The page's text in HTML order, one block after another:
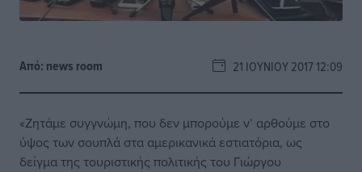
Από: news room 21 ΙΟΥΝΊΟΥ 2017 12:09
«Ζητάμε συγγνώμη, που δεν μπορούμε ν’ αρθούμε στο
ύψος των σουπλά στα αμερικανικά εστιατόρια, ως
δείγμα της τουριστικής πολιτικής του Γιώργου